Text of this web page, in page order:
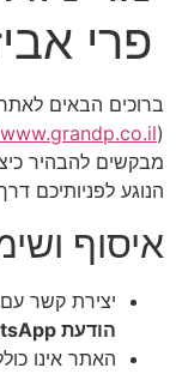
פרי
ברוכים הבאים
(
מבקשים להבהיר
הנוגע לפניותיכם
איסוף
יצירת קשר
הודעת WhatsApp
האתר אינו